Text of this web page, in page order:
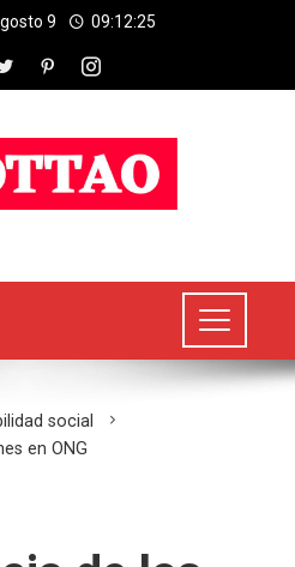
9 09:12:25
social
en ONG